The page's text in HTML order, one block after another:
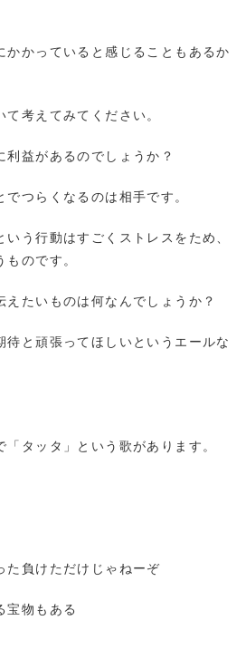
かかっていると感じることもあるか
考えてみてください。
益があるのでしょうか？
つらくなるのは相手です。
う行動はすごくストレスをため、
のです。
たいものは何なんでしょうか？
待と頑張ってほしいというエールな
タッタ」という歌があります。
負けただけじゃねーぞ
宝物もある